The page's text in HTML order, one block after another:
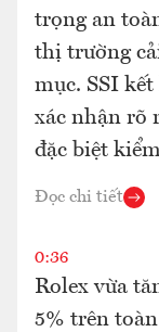
trọng an
thị trường
mục. SSI
xác nhận rõ
đặc biệt
Đọc chi tiết
0:36
Rolex vừa
5% trên